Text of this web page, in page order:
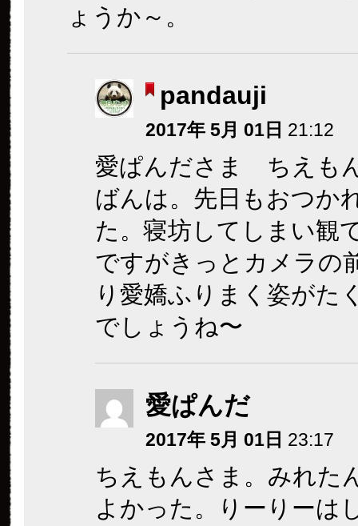
ょうか～。
pandauji
2017年 5月 01日 21:12
愛ぱんださま ちえも
ばんは。先日もおつか
た。寝坊してしまい観
ですがきっとカメラの
り愛嬌ふりまく姿がた
でしょうね〜
愛ぱんだ
2017年 5月 01日 23:17
ちえもんさま。みれた
よかった。りーりーは